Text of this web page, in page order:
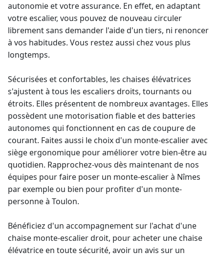
autonomie et votre assurance. En effet, en adaptant
votre escalier, vous pouvez de nouveau circuler
librement sans demander l'aide d'un tiers, ni renoncer
à vos habitudes. Vous restez aussi chez vous plus
longtemps.
Sécurisées et confortables, les chaises élévatrices
s'ajustent à tous les escaliers droits, tournants ou
étroits. Elles présentent de nombreux avantages. Elles
possèdent une motorisation fiable et des batteries
autonomes qui fonctionnent en cas de coupure de
courant. Faites aussi le choix d'un monte-escalieravec
siège ergonomique pour améliorer votre bien-être au
quotidien. Rapprochez-vous dès maintenant de nos
équipes pour faire poser un monte-escalier à Nîmes
par exemple ou bien pour profiter d'un monte-
personne à Toulon.
Bénéficiez d'un accompagnement sur l'achat d'une
chaise monte-escalier droit, pour acheter une chaise
élévatrice en toute sécurité, avoir un avis sur un